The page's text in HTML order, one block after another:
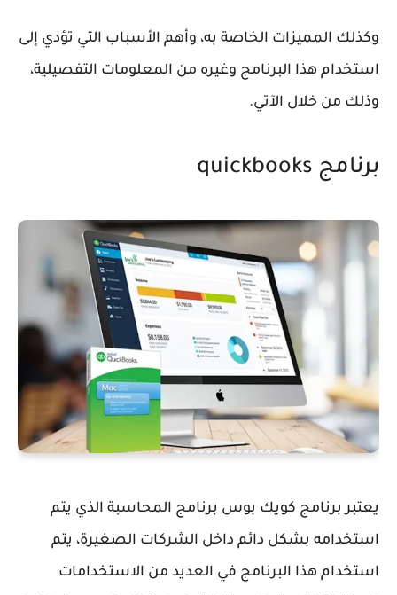
وكذلك المميزات الخاصة به، وأهم الأسباب التي تؤدي إلى
استخدام هذا البرنامج وغيره من المعلومات التفصيلية،
وذلك من خلال الآتي.
برنامج quickbooks
يعتبر برنامج كويك بوس برنامج المحاسبة الذي يتم
استخدامه بشكل دائم داخل الشركات الصغيرة، يتم
استخدام هذا البرنامج في العديد من الاستخدامات